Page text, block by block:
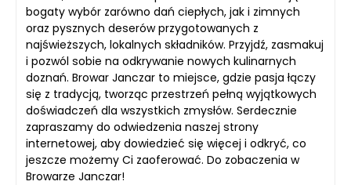
bogaty wybór zarówno dań ciepłych, jak i zimnych
oraz pysznych deserów przygotowanych z
najświeższych, lokalnych składników. Przyjdź, zasmakuj
i pozwól sobie na odkrywanie nowych kulinarnych
doznań. Browar Janczar to miejsce, gdzie pasja łączy
się z tradycją, tworząc przestrzeń pełną wyjątkowych
doświadczeń dla wszystkich zmysłów. Serdecznie
zapraszamy do odwiedzenia naszej strony
internetowej, aby dowiedzieć się więcej i odkryć, co
jeszcze możemy Ci zaoferować. Do zobaczenia w
Browarze Janczar!